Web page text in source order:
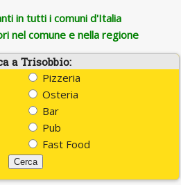
in tutti i comuni d'Italia
nel comune e nella regione
a Trisobbio:
Pizzeria
Osteria
Bar
Pub
Fast Food